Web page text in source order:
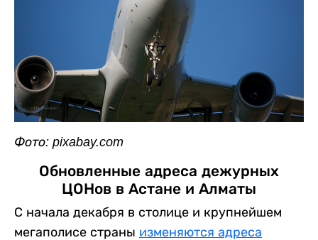
Фото: pixabay.com
Обновленные адреса дежурных
ЦОНов в Астане и Алматы
С начала декабря в столице и крупнейшем
мегаполисе страны изменяются адреса